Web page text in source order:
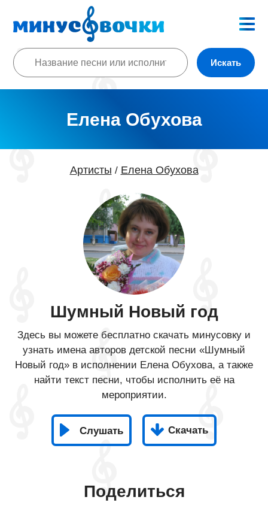
Искать
Елена Обухова
Артисты / Елена Обухова
Шумный Новый год
Здесь вы можете бесплатно скачать минусовку и
узнать имена авторов детской песни «Шумный
Новый год» в исполнении Елена Обухова, а также
найти текст песни, чтобы исполнить её на
мероприятии.
Слушать Скачать
Поделиться